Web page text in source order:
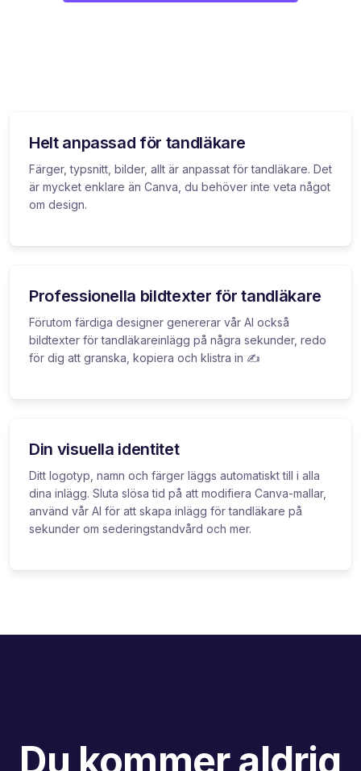
Helt anpassad för tandläkare
Färger, typsnitt, bilder, allt är anpassat för tandläkare. Det
är mycket enklare än Canva, du behöver inte veta något
om design.
Professionella bildtexter för tandläkare
Förutom färdiga designer genererar vår AI också
bildtexter för tandläkareinlägg på några sekunder, redo
för dig att granska, kopiera och klistra in ✍️
Din visuella identitet
Ditt logotyp, namn och färger läggs automatiskt till i alla
dina inlägg. Sluta slösa tid på att modifiera Canva-mallar,
använd vår AI för att skapa inlägg för tandläkare på
sekunder om sederingstandvård och mer.
Du kommer aldrig